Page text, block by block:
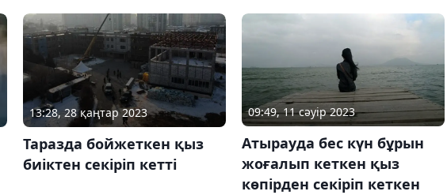
13:28, 28 қаңтар 2023
Таразда бойжеткен қыз
биіктен секіріп кетті
09:49, 11 сәуір 2023
Атырауда бес күн бұрын
жоғалып кеткен қыз
көпірден секіріп кеткен